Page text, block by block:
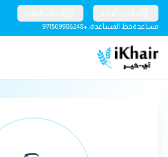
مساعدةخط المساعدة: +971509986248